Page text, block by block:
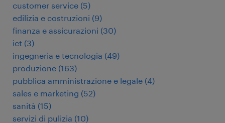
customer service (5)
edilizia e costruzioni (9)
finanza e assicurazioni (30)
ict (3)
ingegneria e tecnologia (49)
produzione (163)
pubblica amministrazione e legale (4)
sales e marketing (52)
sanità (15)
servizi di pulizia (10)